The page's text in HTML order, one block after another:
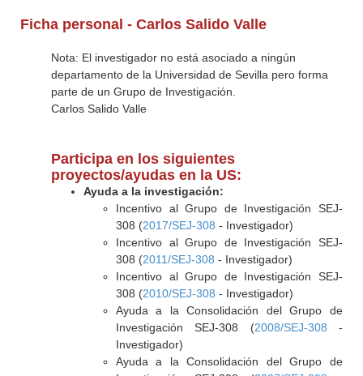
Ficha personal - Carlos Salido Valle
Nota: El investigador no está asociado a ningún
departamento de la Universidad de Sevilla pero forma
parte de un Grupo de Investigación.
Carlos Salido Valle
Participa en los siguientes
proyectos/ayudas en la US:
Ayuda a la investigación:
Incentivo al Grupo de Investigación SEJ-
308 (2017/SEJ-308 - Investigador)
Incentivo al Grupo de Investigación SEJ-
308 (2011/SEJ-308 - Investigador)
Incentivo al Grupo de Investigación SEJ-
308 (2010/SEJ-308 - Investigador)
Ayuda a la Consolidación del Grupo de
Investigación SEJ-308 (2008/SEJ-308 -
Investigador)
Ayuda a la Consolidación del Grupo de